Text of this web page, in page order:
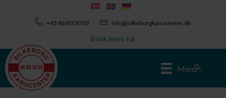
+45 86 80 30 03 info@silkeborgkanocenter.dk
Book jeres tur
Menu